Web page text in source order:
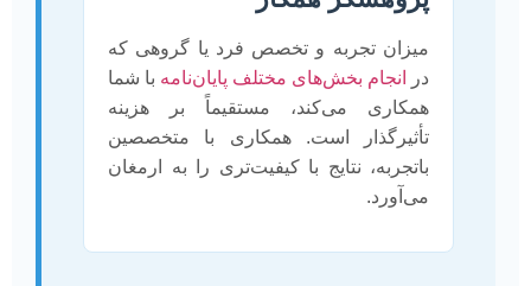
میزان تجربه و تخصص فرد یا گروهی که
در
انجام بخش‌های مختلف پایان‌نامهبا شما
همکاری می‌کند، مستقیماً بر هزینه
تأثیرگذار است. همکاری با متخصصین
باتجربه، نتایج با کیفیت‌تری را به ارمغان
می‌آورد.